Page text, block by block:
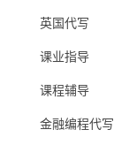
英国代写
课业指导
课程辅导
金融编程代写